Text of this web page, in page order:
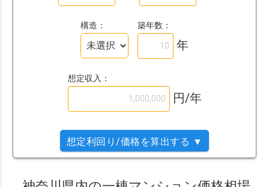
構造： 築年数：
年
想定収入：
円/年
想定利回り/価格を算出する ▼